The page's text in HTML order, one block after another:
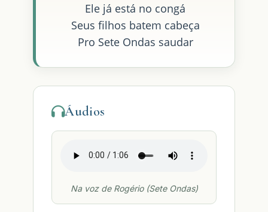
Ele já está no congá
Seus filhos batem cabeça
Pro Sete Ondas saudar
Áudios
Na voz de Rogério (Sete Ondas)